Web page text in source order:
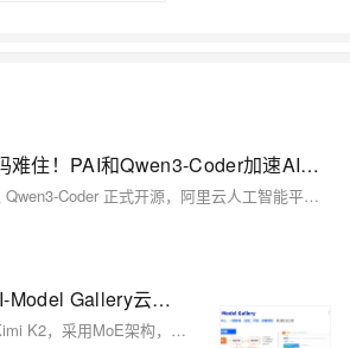
模型微调不再被代码难住！PAI和Qwen3-Coder加速AI开发新体验
通义千问 AI 编程大模型 Qwen3-Coder 正式开源，阿里云人工智能平台 PAI 支持云上一键部署 Qwen3-Coder 模型，并可在交互式建模环境中使用 Qwen3-Coder 模型。
【新模型速递】PAI-Model Gallery云上一键部署Kimi K2模型
月之暗面发布开源模型Kimi K2，采用MoE架构，参数达1T，激活参数32B，具备强代码能力及Agent任务处理优势。在编程、工具调用、数学推理测试中表现优异。阿里云PAI-Model Gallery已支持云端部署，提供企业级方案。